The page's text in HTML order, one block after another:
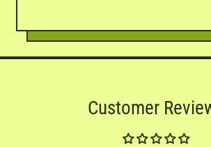
Customer